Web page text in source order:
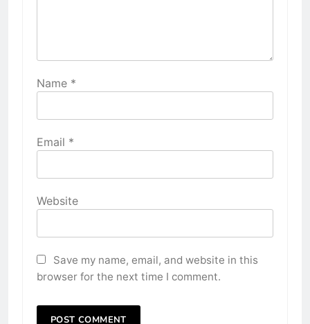
Name *
Email *
Website
Save my name, email, and website in this
browser for the next time I comment.